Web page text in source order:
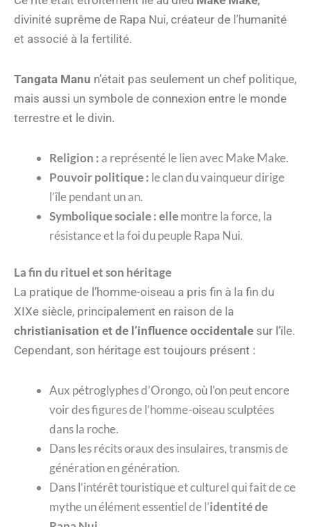
divinité suprême de Rapa Nui, créateur de l’humanité
et associé à la fertilité.
Tangata Manu n’était pas seulement un chef politique,
mais aussi un symbole de connexion entre le monde
terrestre et le divin.
Religion : a représenté le lien avec Make Make.
Pouvoir politique : le clan du vainqueur dirige
l’île pendant un an.
Symbolique sociale : ellemontre la force, la
résistance et la foi du peuple Rapa Nui.
La fin du rituel et son héritage
La pratique de l’homme-oiseau a pris fin à la fin du
XIXe siècle, principalement en raison de la
christianisation et de l’influence occidentale sur l’île.
Cependant, son héritage est toujours présent :
Aux pétroglyphes d’Orongo, où l’on peut encore
voir des figures de l’homme-oiseau sculptées
dans la roche.
Dans les récits oraux des insulaires, transmis de
génération en génération.
Dans l’intérêt touristique et culturel qui fait de ce
mythe un élément essentiel de l’identité de